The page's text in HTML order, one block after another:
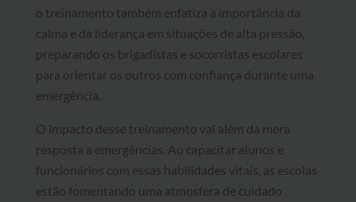
o treinamento também enfatiza a importância da
calma e da liderança em situações de alta pressão,
preparando os brigadistas e socorristas escolares
para orientar os outros com confiança durante uma
emergência.
O impacto desse treinamento vai além da mera
resposta a emergências. Ao capacitar alunos e
funcionários com essas habilidades vitais, as escolas
estão fomentando uma atmosfera de cuidado